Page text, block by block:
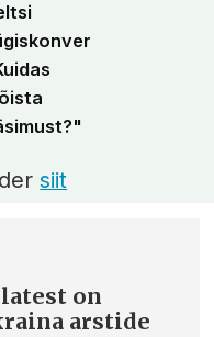
siit
on
arstide